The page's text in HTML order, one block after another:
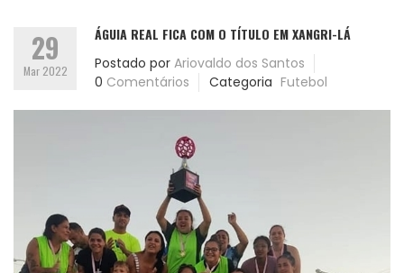
29
Mar 2022
ÁGUIA REAL FICA COM O TÍTULO EM XANGRI-LÁ
Postado por Ariovaldo dos Santos
0 Comentários Categoria Futebol